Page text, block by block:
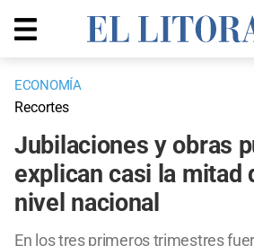
ECONOMÍA
Recortes
Jubilaciones y obras
explican casi la mitad
nivel nacional
En los tres primeros trimestres